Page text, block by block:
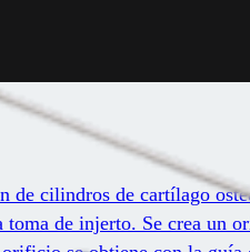
cilindros de cartílago
de injerto. Se crea un